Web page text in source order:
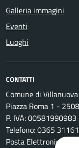
Galleria immagini
Eventi
Luoghi
CONTATTI
Comune di
Piazza Roma 1 -
P. IVA:
Telefono: 0365 31161
Posta Elettronica